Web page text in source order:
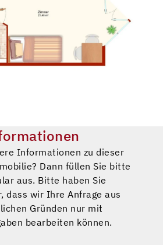
Informationen zu dieser
Dann füllen Sie bitte
aus. Bitte haben Sie
dass wir Ihre Anfrage aus
Gründen nur mit
bearbeiten können.